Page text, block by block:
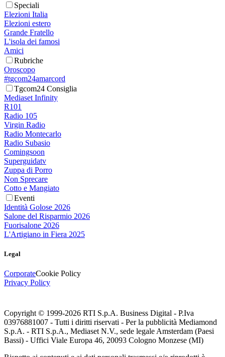
Speciali
Elezioni Italia
Elezioni estero
Grande Fratello
L'isola dei famosi
Amici
Rubriche
Oroscopo
#tgcom24amarcord
Tgcom24 Consiglia
Mediaset Infinity
R101
Radio 105
Virgin Radio
Radio Montecarlo
Radio Subasio
Comingsoon
Superguidatv
Zuppa di Porro
Non Sprecare
Cotto e Mangiato
Eventi
Identità Golose 2026
Salone del Risparmio 2026
Fuorisalone 2026
L'Artigiano in Fiera 2025
Legal
CorporateCookie Policy
Privacy Policy
Copyright © 1999-2026 RTI S.p.A. Business Digital - P.Iva
03976881007 - Tutti i diritti riservati - Per la pubblicità Mediamond
S.p.A. - RTI S.p.A., Mediaset N.V., sede legale Amsterdam (Paesi
Bassi) - Uffici Viale Europa 46, 20093 Cologno Monzese (MI)